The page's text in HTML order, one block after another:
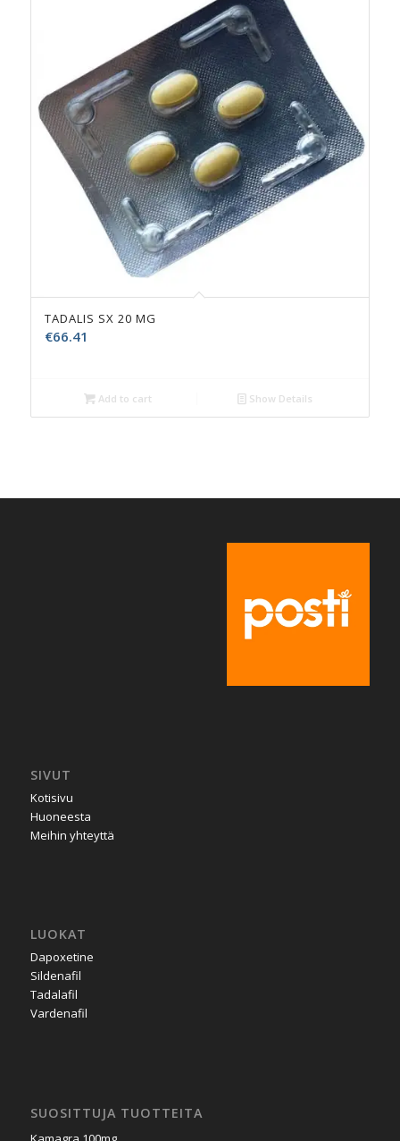
TADALIS SX 20 MG
€66.41
Add to cart Show Details
SIVUT
Kotisivu
Huoneesta
Meihin yhteyttä
LUOKAT
Dapoxetine
Sildenafil
Tadalafil
Vardenafil
SUOSITTUJA TUOTTEITA